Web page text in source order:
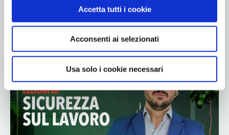
Accetta tutti i cookie
Acconsenti ai selezionati
Usa solo i cookie necessari